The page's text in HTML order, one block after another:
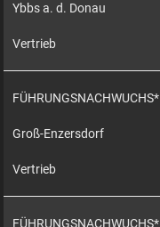
Ybbs a. d. Donau
Vertrieb
FÜHRUNGSNACHWUCHS*
Groß-Enzersdorf
Vertrieb
FÜHRUNGSNACHWUCHS*